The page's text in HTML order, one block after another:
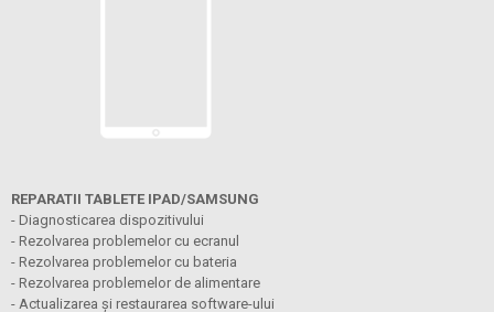
REPARATII TABLETE IPAD/SAMSUNG
- Diagnosticarea dispozitivului
- Rezolvarea problemelor cu ecranul
- Rezolvarea problemelor cu bateria
- Rezolvarea problemelor de alimentare
- Actualizarea și restaurarea software-ului